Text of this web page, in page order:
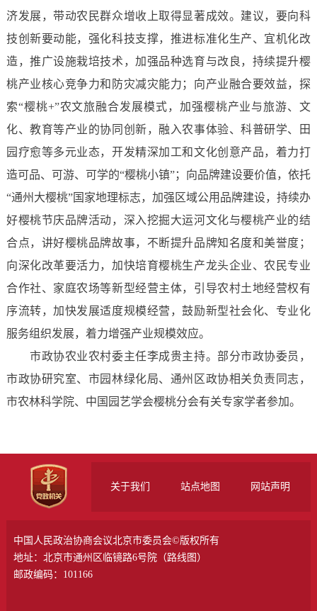
济发展，带动农民群众增收上取得显著成效。建议，要向科
技创新要动能，强化科技支撑，推进标准化生产、宜机化改
造，推广设施栽培技术，加强品种选育与改良，持续提升樱
桃产业核心竞争力和防灾减灾能力；向产业融合要效益，探
索“樱桃+”农文旅融合发展模式，加强樱桃产业与旅游、文
化、教育等产业的协同创新，融入农事体验、科普研学、田
园疗愈等多元业态，开发精深加工和文化创意产品，着力打
造可品、可游、可学的“樱桃小镇”；向品牌建设要价值，依托
“通州大樱桃”国家地理标志，加强区域公用品牌建设，持续办
好樱桃节庆品牌活动，深入挖掘大运河文化与樱桃产业的结
合点，讲好樱桃品牌故事，不断提升品牌知名度和美誉度；
向深化改革要活力，加快培育樱桃生产龙头企业、农民专业
合作社、家庭农场等新型经营主体，引导农村土地经营权有
序流转，加快发展适度规模经营，鼓励新型社会化、专业化
服务组织发展，着力增强产业规模效应。
市政协农业农村委主任李成贵主持。部分市政协委员，
市政协研究室、市园林绿化局、通州区政协相关负责同志，
市农林科学院、中国园艺学会樱桃分会有关专家学者参加。
关于我们 站点地图 网站声明
中国人民政治协商会议北京市委员会©版权所有
地址：北京市通州区临镜路6号院（路线图）
邮政编码：101166